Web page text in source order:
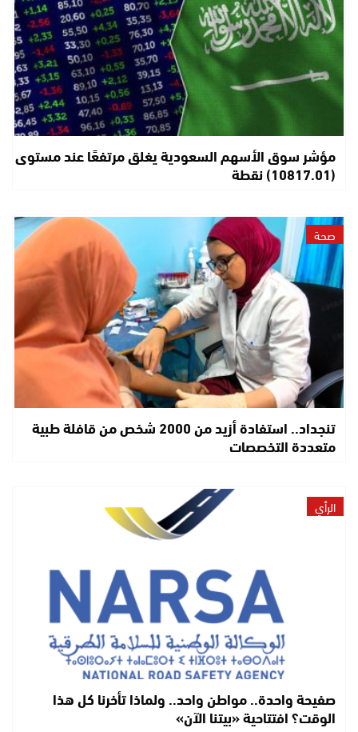
مؤشر سوق الأسهم السعودية يغلق مرتفعًا عند مستوى
(10817.01) نقطة
صحة
تنجداد.. استفادة أزيد من 2000 شخص من قافلة طبية
متعددة التخصصات
الرأي
صفيحة واحدة.. مواطن واحد.. ولماذا تأخرنا كل هذا
الوقت؟ افتتاحية «بيتنا الآن»